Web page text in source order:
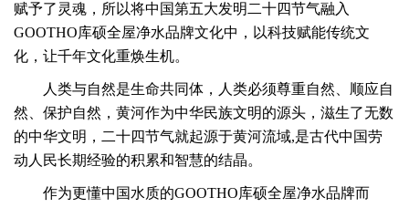
赋予了灵魂，所以将中国第五大发明二十四节气融入
GOOTHO库硕全屋净水品牌文化中，以科技赋能传统文
化，让千年文化重焕生机。
人类与自然是生命共同体，人类必须尊重自然、顺应自
然、保护自然，黄河作为中华民族文明的源头，滋生了无数
的中华文明， 二十四节气就起源于黄河流域,是古代中国劳
动人民长期经验的积累和智慧的结晶。
作为更懂中国水质的GOOTHO库硕全屋净水品牌而